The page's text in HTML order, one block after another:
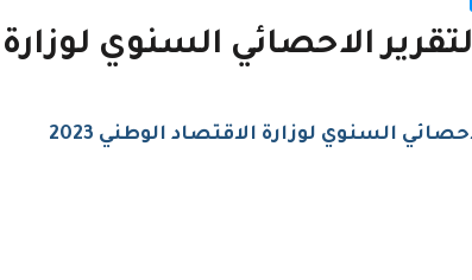
الاحصائي السنوي لوزارة
السنوي لوزارة الاقتصاد الوطني 2023